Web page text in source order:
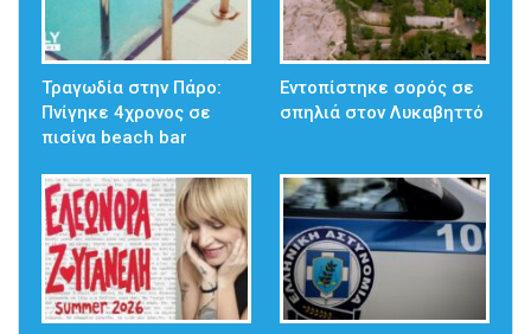
Τραγωδία στην Πάρο:
Πνίγηκε 4χρονος σε
πισίνα beach bar
Εντοπίστηκε σορός σε
σπηλιά στον Λυκαβηττό